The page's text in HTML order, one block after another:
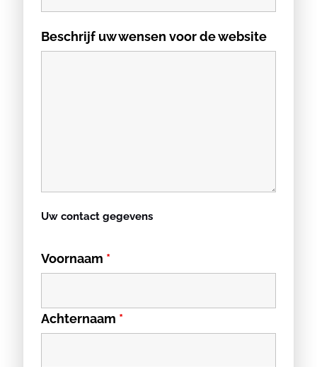
Beschrijf uw wensen voor de website
Uw contact gegevens
Voornaam *
Achternaam *